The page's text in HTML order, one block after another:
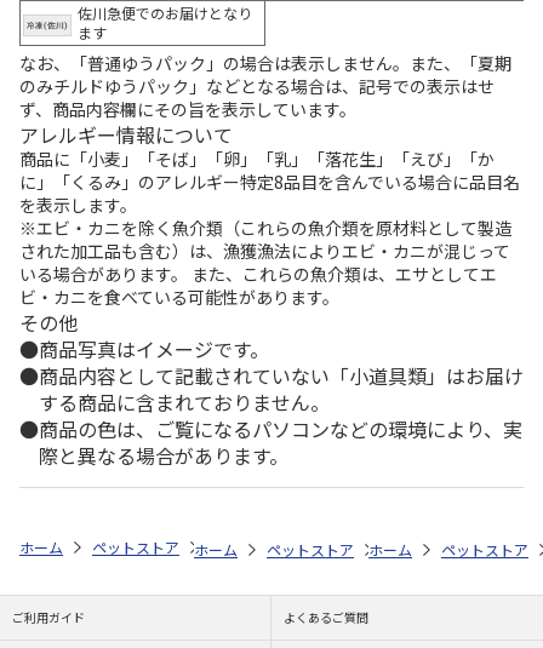
佐川急便でのお届けとなり
ます
なお、「普通ゆうパック」の場合は表示しません。また、「夏期
のみチルドゆうパック」などとなる場合は、記号での表示はせ
ず、商品内容欄にその旨を表示しています。
アレルギー情報について
商品に「小麦」「そば」「卵」「乳」「落花生」「えび」「か
に」「くるみ」のアレルギー特定8品目を含んでいる場合に品目名
を表示します。
※エビ・カニを除く魚介類（これらの魚介類を原材料として製造
された加工品も含む）は、漁獲漁法によりエビ・カニが混じって
いる場合があります。 また、これらの魚介類は、エサとしてエ
ビ・カニを食べている可能性があります。
その他
商品写真はイメージです。
商品内容として記載されていない「小道具類」はお届け
する商品に含まれておりません。
商品の色は、ご覧になるパソコンなどの環境により、実
際と異なる場合があります。
ホーム ペットストア フード フード（小動物用） ハムスター
ホーム ペットストア フード フード（小
ホーム ペットストア
ご利用ガイド よくあるご質問